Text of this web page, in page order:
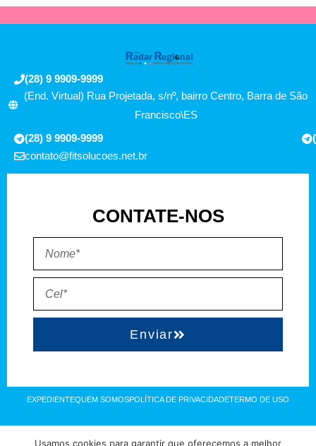
(28) 9 9909-9999
(End. Virtual) Rua Projetada, s/nº, bairro Centro, Barra de São
Francisco\ES
(28) 9 9909-9999
contato@fitsolucoes.net.br
CONTATE-NOS
Enviar
EXPEDIENTEQUEM SOMOSPOLÍTICA DE PRIVACIDADETERMO DE USO
Direitos reservados à FIT Soluções = Atualizado pelo Consórcio de
Usamos cookies para garantir que oferecemos a melhor